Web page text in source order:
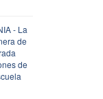
- La
de
de